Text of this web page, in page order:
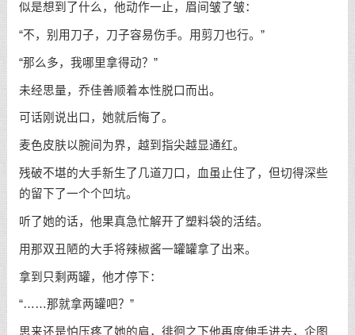
似是想到了什么，他动作一止，眉间皱了皱：
“不，别用刀子，刀子容易伤手。用剪刀也行。”
“那么多，我哪里拿得动？”
未经思量，乔佳善顺着本性脱口而出。
可话刚说出口，她就后悔了。
麦色皮肤以腕间为界，越到指尖越显通红。
残破不堪的大手新生了几道刀口，血虽止住了，但切得深些
的留下了一个个凹坑。
听了她的话，他果真急忙解开了塑料袋的活结。
用那双丑陋的大手将辣椒酱一罐罐拿了出来。
拿到只剩两罐，他才停下：
“……那就拿两罐吧？”
思来还是怕压疼了她的肩，徘徊之下他再度伸手进去，企图